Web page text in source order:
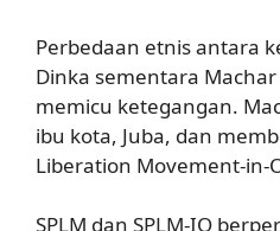
Perbedaan etnis antara
Dinka sementara
memicu ketegangan.
ibu kota, Juba, dan
Liberation Movement-in-
SPLM dan SPLM-IO